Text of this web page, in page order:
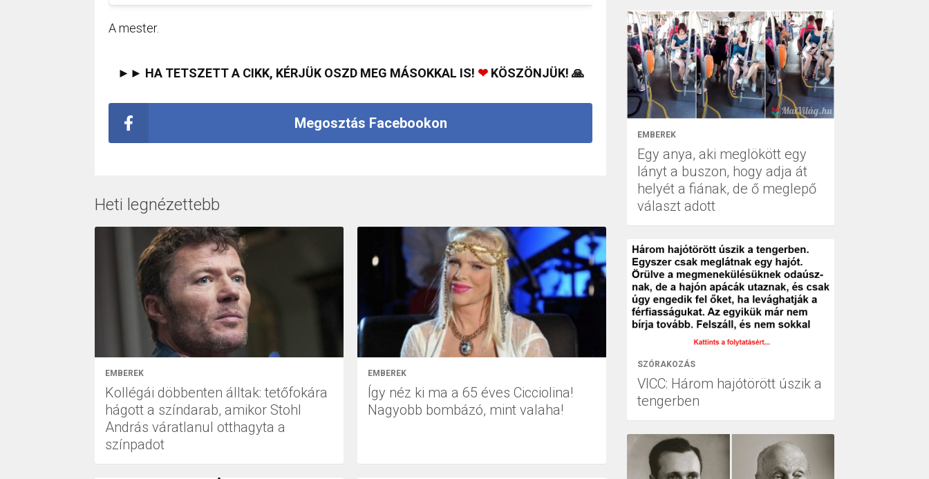
A mester.
►► HA TETSZETT A CIKK, KÉRJÜK OSZD MEG MÁSOKKAL IS! ❤KÖSZÖNJÜK! 🙏
Megosztás Facebookon
Heti legnézettebb
EMBEREK
Kollégái döbbenten álltak: tetőfokára
hágott a színdarab, amikor Stohl
András váratlanul otthagyta a
színpadot
EMBEREK
Így néz ki ma a 65 éves Cicciolina!
Nagyobb bombázó, mint valaha!
EMBEREK
Egy anya, aki meglökött egy
lányt a buszon, hogy adja át
helyét a fiának, de ő meglepő
választ adott
SZÓRAKOZÁS
VICC: Három hajótörött úszik a
tengerben